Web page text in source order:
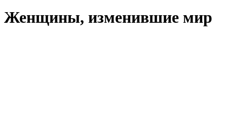
Женщины, изменившие мир